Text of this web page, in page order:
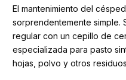
El mantenimiento del
sorprendentemente simple.
regular con un cepillo de
especializada para pasto
hojas, polvo y otros